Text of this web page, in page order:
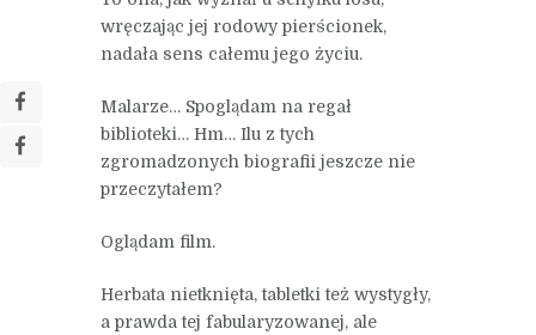
wręczając jej rodowy pierścionek,
nadała sens całemu jego życiu.
Malarze… Spoglądam na regał
biblioteki… Hm… Ilu z tych
zgromadzonych biografii jeszcze nie
przeczytałem?
Oglądam film.
Herbata nietknięta, tabletki też wystygły,
a prawda tej fabularyzowanej, ale